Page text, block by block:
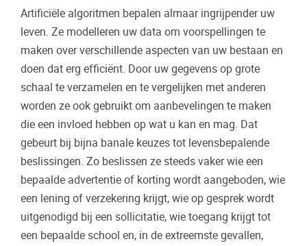
Artificiële algoritmen bepalen almaar ingrijpender uw
leven. Ze modelleren uw data om voorspellingen te
maken over verschillende aspecten van uw bestaan en
doen dat erg efficiënt. Door uw gegevens op grote
schaal te verzamelen en te vergelijken met anderen
worden ze ook gebruikt om aanbevelingen te maken
die een invloed hebben op wat u kan en mag. Dat
gebeurt bij bijna banale keuzes tot levensbepalende
beslissingen. Zo beslissen ze steeds vaker wie een
bepaalde advertentie of korting wordt aangeboden, wie
een lening of verzekering krijgt, wie op gesprek wordt
uitgenodigd bij een sollicitatie, wie toegang krijgt tot
een bepaalde school en, in de extreemste gevallen,